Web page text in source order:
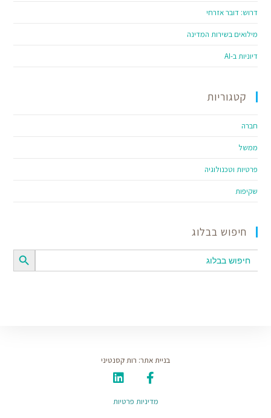
דרוש: דובר אזרחי
מילואים בשירות המדינה
דיוניות ב-AI
קטגוריות
חברה
ממשל
פרטיות וטכנולוגיה
שקיפות
חיפוש בבלוג
Search
for:
SEARCH BUTTON
בניית אתר: רות קסנטיני
מדיניות פרטיות